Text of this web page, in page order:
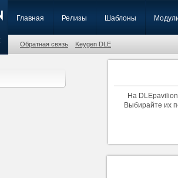
Главная Релизы Шаблоны
Обратная связь Keygen DLE
На
Выбирайте их